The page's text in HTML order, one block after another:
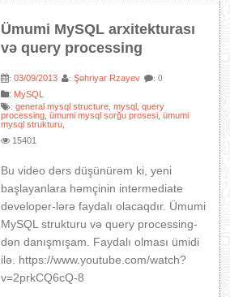
Ümumi MySQL arxitekturası
və query processing
:03/09/2013 :Şəhriyar Rzayev : 0
: MySQL
:general mysql structure ,mysql ,query
processing ,ümumi mysql sorğu prosesi ,ümumi
mysql strukturu
15401
Bu video dərs düşünürəm ki, yeni
başlayanlara həmçinin intermediate
developer-lərə faydalı olacaqdır. Ümumi
MySQL strukturu və query processing-
dən danışmışam. Faydalı olması ümidi
ilə. https://www.youtube.com/watch?
v=2prkCQ6cQ-8